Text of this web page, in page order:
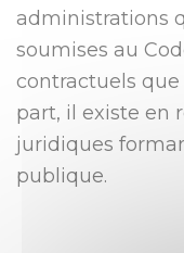
administrations
soumises au
contractuels que
part, il existe en
juridiques
publique.